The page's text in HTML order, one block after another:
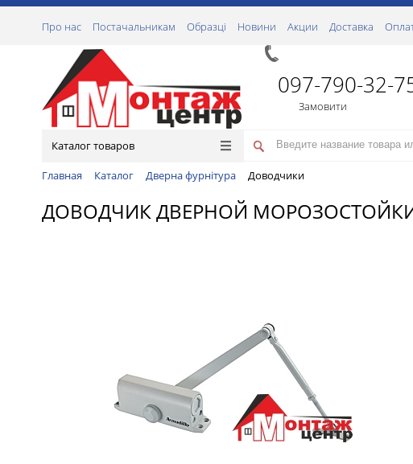
Про нас Постачальникам Образці Новини Акции Доставка
097-790-32-
Замовити
Каталог товаров
Главная Каталог Дверна фурнітура Доводчики
ДОВОДЧИК ДВЕРНОЙ